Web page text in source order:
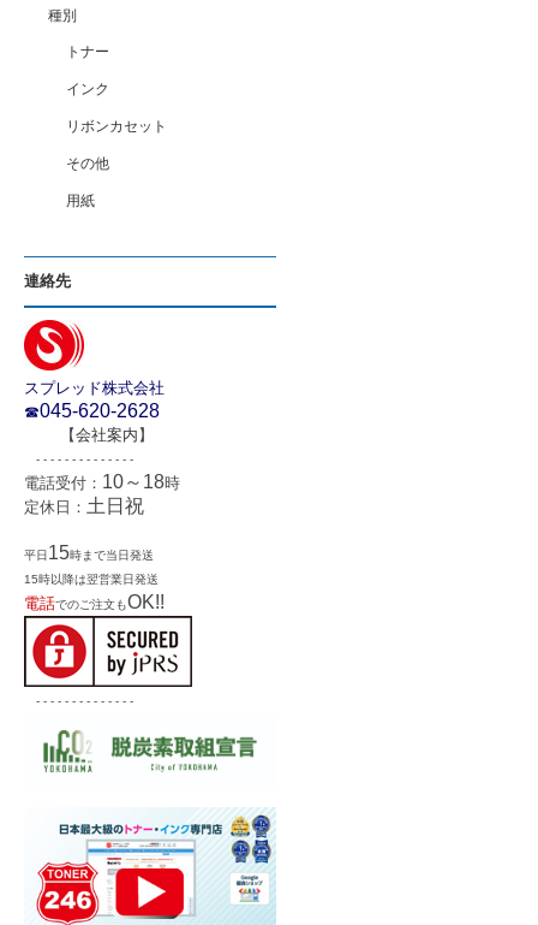
種別
トナー
インク
リボンカセット
その他
用紙
連絡先
スプレッド株式会社
☎045-620-2628
【会社案内 】
- - - - - - - - - - - - - -
電話受付： 10～18時
定休日： 土日祝
平日 15時まで当日発送
15時以降は翌営業日発送
電話でのご注文もOK!!
- - - - - - - - - - - - - -